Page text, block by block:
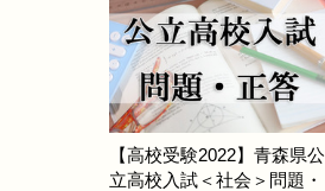
【高校受験2022】青森県公
立高校入試＜社会＞問題・